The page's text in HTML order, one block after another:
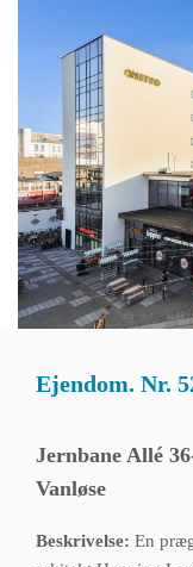
Ejendom. Nr.
Jernbane Allé
Vanløse
Beskrivelse: En